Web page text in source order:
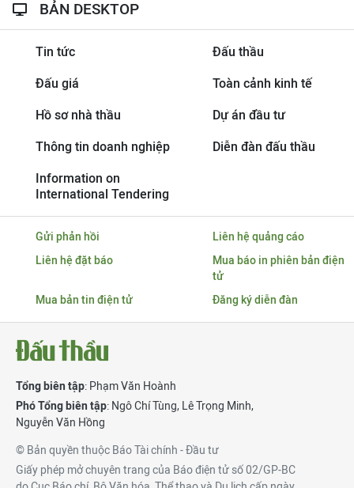
BẢN DESKTOP
Tin tức Đấu thầu
Đấu giá Toàn cảnh kinh tế
Hồ sơ nhà thầu Dự án đầu tư
Thông tin doanh nghiệp Diễn đàn đấu thầu
Information on
International Tendering
Gửi phản hồi
Liên hệ quảng cáo
Liên hệ đặt báo
Mua báo in phiên bản điện
tử
Mua bản tin điện tử
Đăng ký diễn đàn
Tổng biên tập: Phạm Văn Hoành
Phó Tổng biên tập: Ngô Chí Tùng, Lê Trọng Minh,
Nguyễn Văn Hồng
© Bản quyền thuộc Báo Tài chính - Đầu tư
Giấy phép mở chuyên trang của Báo điện tử số 02/GP-BC